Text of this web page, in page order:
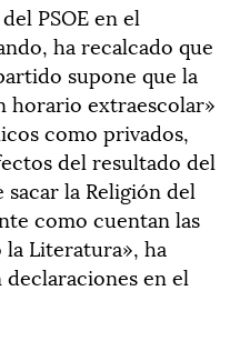
PSOE en el
ha recalcado que
supone que la
horario extraescolar»
como privados,
del resultado del
la Religión del
como cuentan las
la Literatura», ha
en el